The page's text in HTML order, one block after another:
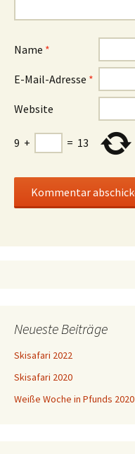
Name *
E-Mail-Adresse *
Website
9 + = 13
Neueste Beiträge
Skisafari 2022
Skisafari 2020
Weiße Woche in Pfunds 2020